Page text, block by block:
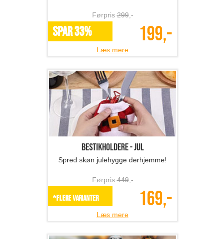
Førpris299,-
SPAR 33% 199,-
Læs mere
Bestikholdere - jul
Spred skøn julehygge derhjemme!
Førpris449,-
*Flere varianter 169,-
Læs mere